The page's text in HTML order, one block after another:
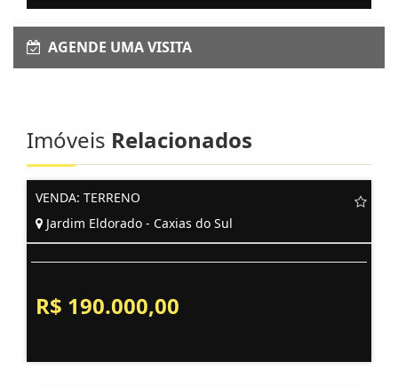
AGENDE UMA VISITA
Imóveis Relacionados
VENDA: TERRENO
Jardim Eldorado - Caxias do Sul
R$ 190.000,00